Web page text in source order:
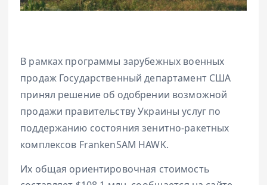
В рамках программы зарубежных военных
продаж Государственный департамент США
принял решение об одобрении возможной
продажи правительству Украины услуг по
поддержанию состояния зенитно-ракетных
комплексов FrankenSAM HAWK.
Их общая ориентировочная стоимость